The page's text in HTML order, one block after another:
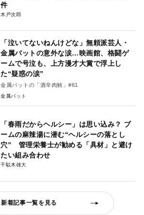
件
木戸次郎
「泣いてないねんけどな」無頼派芸人・
金属バットの意外な涙…映画館、格闘ゲ
ームで号泣も、上方漫才大賞で浮上し
た“疑惑の涙”
金属バットの「酒辛肉鮪」#61
金属バット
「春雨だからヘルシー」は思い込み？ ブ
ームの麻辣湯に潜む“ヘルシーの落とし
穴” 管理栄養士が勧める「具材」と避け
たい組み合わせ
千駄木雄大
新着記事一覧を見る